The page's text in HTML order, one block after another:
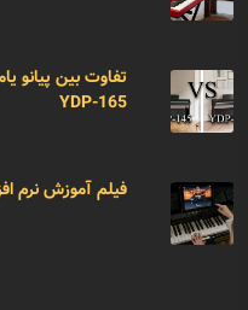
YDP-165
فیلم آموزش نرم